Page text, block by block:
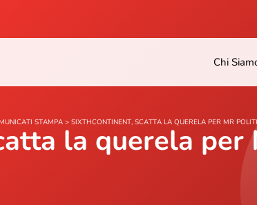
Chi
STAMPA > SIXTHCONTINENT, SCATTA LA QUERELA PER MR POLITI
la querela per